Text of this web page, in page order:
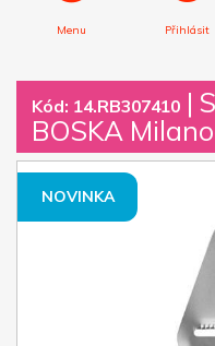
Menu Přihlásit
Kód: 14.RB307410 |
BOSKA
NOVINKA